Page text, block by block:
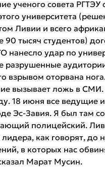
ученого совета РГТЭУ
университета
Ливии и всего
90 тысяч студентов)
нанесло удар по
разрушенные
взрывом оторвана
вызывает ложь в
18 июня все ведущие
Эс-Завия. Я был там
полицейский.
как говорят,
в которых нас
Марат Мусин.